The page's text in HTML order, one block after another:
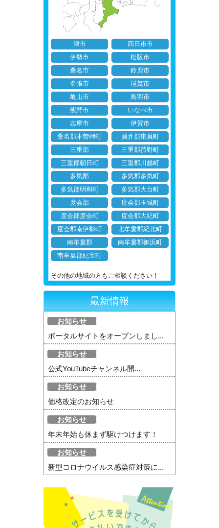
津市
四日市市
伊勢市
松阪市
桑名市
鈴鹿市
名張市
尾鷲市
亀山市
鳥羽市
熊野市
いなべ市
志摩市
伊賀市
桑名郡木曽岬町
員弁郡東員町
三重郡
三重郡菰野町
三重郡朝日町
三重郡川越町
多気郡
多気郡多気町
多気郡明和町
多気郡大台町
度会郡
度会郡玉城町
度会郡度会町
度会郡大紀町
度会郡南伊勢町
北牟婁郡紀北町
南牟婁郡
南牟婁郡御浜町
南牟婁郡紀宝町
その他の地域の方もご相談ください！
最新情報
お知らせ
ポータルサイトをオープンしまし...
お知らせ
公式YouTubeチャンネル開...
お知らせ
価格改定のお知らせ
お知らせ
年末年始も休まず駆けつけます！
お知らせ
新型コロナウイルス感染症対策に...